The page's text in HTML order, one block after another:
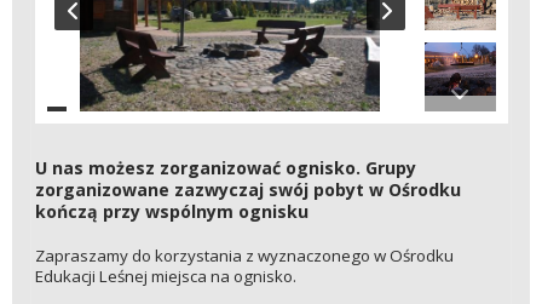
U nas możesz zorganizować ognisko. Grupy
zorganizowane zazwyczaj swój pobyt w Ośrodku
kończą przy wspólnym ognisku
Zapraszamy do korzystania z wyznaczonego w Ośrodku
Edukacji Leśnej miejsca na ognisko.